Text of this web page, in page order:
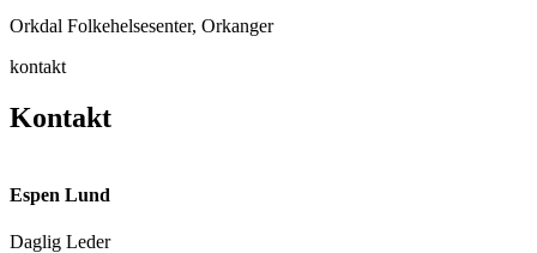
Orkdal Folkehelsesenter, Orkanger
kontakt
Kontakt
Espen Lund
Daglig Leder